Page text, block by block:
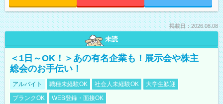
掲載日：2026.08.08
未読
＜1日～OK！＞あの有名企業も！展示会や株主
総会のお手伝い！
アルバイト 職種未経験OK 社会人未経験OK
大学生歓迎
ブランクOK
WEB登録・面接OK